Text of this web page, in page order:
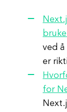
ved
er
for